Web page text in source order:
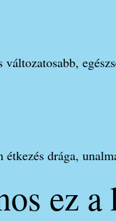
drága,
ez a